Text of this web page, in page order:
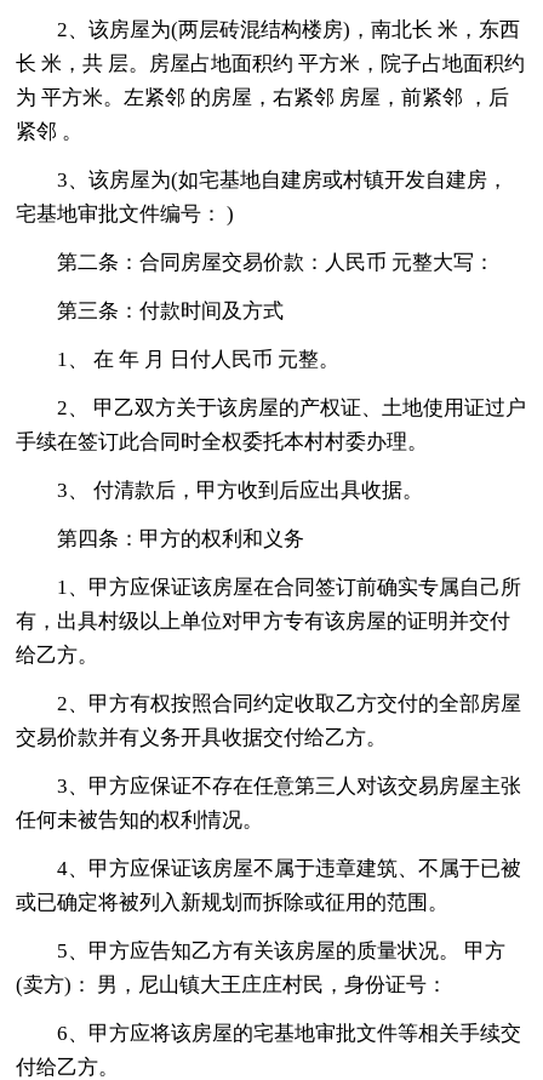
2、该房屋为(两层砖混结构楼房)，南北长 米，东西
长 米，共 层。房屋占地面积约 平方米，院子占地面积约
为 平方米。左紧邻 的房屋，右紧邻 房屋，前紧邻 ，后
紧邻 。
3、该房屋为(如宅基地自建房或村镇开发自建房，
宅基地审批文件编号： )
第二条：合同房屋交易价款：人民币 元整大写：
第三条：付款时间及方式
1、 在 年 月 日付人民币 元整。
2、 甲乙双方关于该房屋的产权证、土地使用证过户
手续在签订此合同时全权委托本村村委办理。
3、 付清款后，甲方收到后应出具收据。
第四条：甲方的权利和义务
1、甲方应保证该房屋在合同签订前确实专属自己所
有，出具村级以上单位对甲方专有该房屋的证明并交付
给乙方。
2、甲方有权按照合同约定收取乙方交付的全部房屋
交易价款并有义务开具收据交付给乙方。
3、甲方应保证不存在任意第三人对该交易房屋主张
任何未被告知的权利情况。
4、甲方应保证该房屋不属于违章建筑、不属于已被
或已确定将被列入新规划而拆除或征用的范围。
5、甲方应告知乙方有关该房屋的质量状况。 甲方
(卖方)： 男，尼山镇大王庄庄村民，身份证号：
6、甲方应将该房屋的宅基地审批文件等相关手续交
付给乙方。